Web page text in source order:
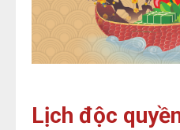
Lịch độc